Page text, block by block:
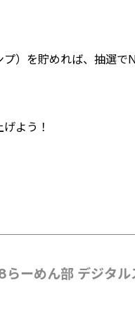
）を貯めれば、抽選
よう！
ーめん部 デジタル